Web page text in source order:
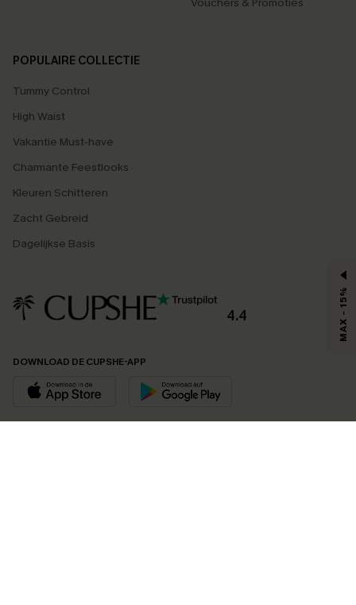
POPULAIRE COLLECTIE
Tummy Control
High Waist
Vakantie Must-have
Charmante Feestlooks
Kleuren Schitteren
Zacht Gebreid
Dagelijkse Basis
4.4
DOWNLOAD DE CUPSHE-APP
MAX - 15%